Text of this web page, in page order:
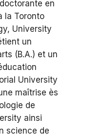
en
la Toronto
University
un
(B.A.) et un
University
maîtrise ès
de
ainsi
science de